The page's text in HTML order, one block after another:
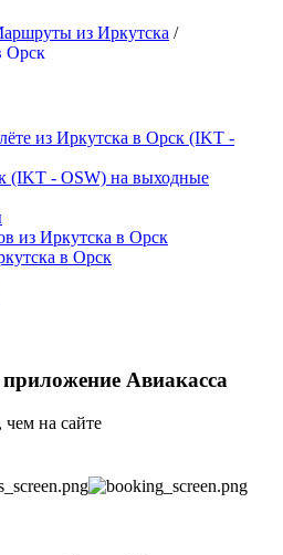
из Иркутска /
Орск
из Иркутска в Орск (IKT -
(IKT - OSW) на выходные
из Иркутска в Орск
в Орск
Авиакасса
на сайте